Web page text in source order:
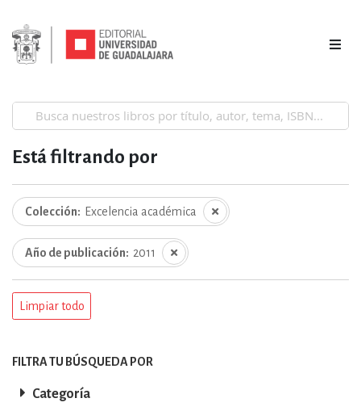
Está filtrando por
Colección Excelencia académica
Año de publicación 2011
Limpiar todo
FILTRA TU BÚSQUEDA POR
Categoría